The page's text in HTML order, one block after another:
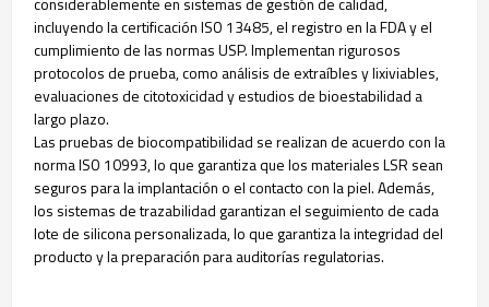
incluyendo la certificación ISO 13485, el registro en la FDA y el
cumplimiento de las normas USP. Implementan rigurosos
protocolos de prueba, como análisis de extraíbles y lixiviables,
evaluaciones de citotoxicidad y estudios de bioestabilidad a
largo plazo.
Las pruebas de biocompatibilidad se realizan de acuerdo con la
norma ISO 10993, lo que garantiza que los materiales LSR sean
seguros para la implantación o el contacto con la piel. Además,
los sistemas de trazabilidad garantizan el seguimiento de cada
lote de silicona personalizada, lo que garantiza la integridad del
producto y la preparación para auditorías regulatorias.